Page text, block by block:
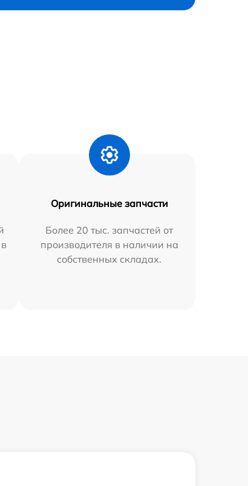
Оригинальные запчасти
Более 20 тыс. запчастей от
производителя в наличии на
собственных складах.